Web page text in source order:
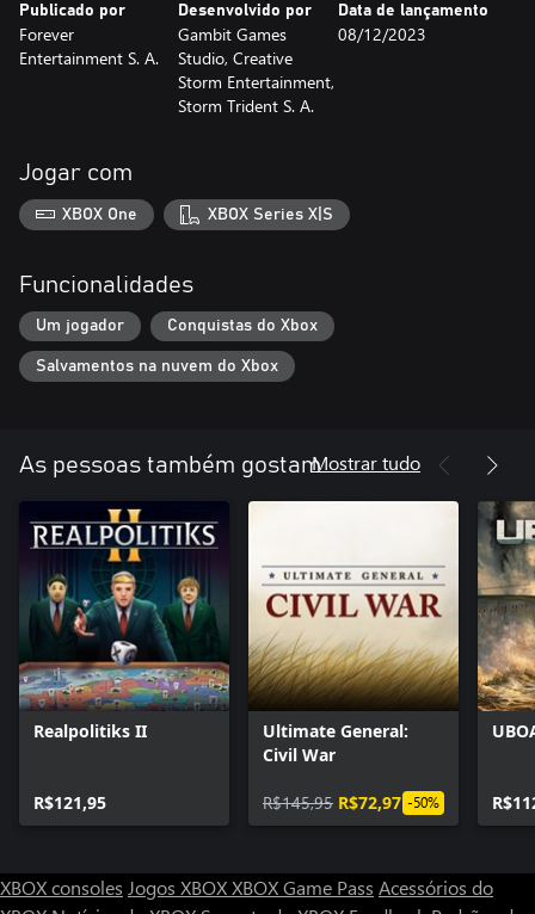
Pacífico.
Aproveita informações recolhidas durante missões de
reconhecimento para preparar pilotos e aeronaves para
operações em grande escala. Aponta a bases terrestres inimigas e
escolheres as direções dos ataques e decide a sequência de alvos
e de manobras.
Arriscarás todas as vidas no navio para salvar apenas uma? Tens
que acontecer, alguns sacrifícios serão necessários e a única
Publicado por
Forever
Entertainment S. A.
Desenvolvido por
Gambit Games
Studio, Creative
Storm Entertainment,
Storm Trident S. A.
Data de lançamento
08/12/2023
Jogar com
XBOX One XBOX Series X|S
Funcionalidades
Um jogador Conquistas do Xbox
Salvamentos na nuvem do Xbox
As pessoas também gostamMostrar tudo
Realpolitiks II
R$121,95
Ultimate General:
Civil War
R$145,95 R$72,97 -50%
XBOX consoles Jogos XBOXXBOX Game Pass Acessórios do